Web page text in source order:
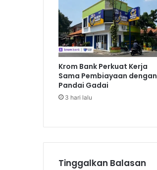
n
d
o
n
e
s
i
a
I
e
d
Krom Bank Perkuat Kerja
Sama Pembiayaan dengan
Pandai Gadai
3 hari lalu
Tinggalkan Balasan